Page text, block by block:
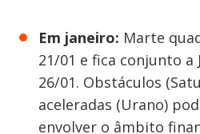
Em janeiro: Marte
21/01 e fica conjunto a
26/01. Obstáculos
aceleradas (Urano)
envolver o âmbito